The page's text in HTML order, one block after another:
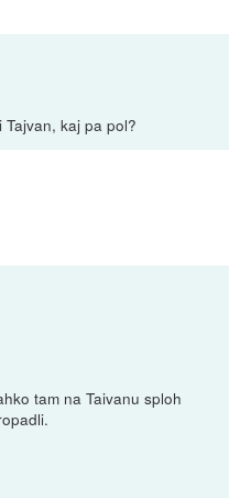
kaj pa pol?
tam na Taivanu sploh